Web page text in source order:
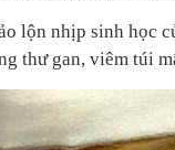
lộn nhịp sinh học
thư gan, viêm túi